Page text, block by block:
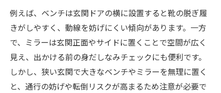
玄関インテリアで家事効率をアップさせる
家族の動きに合わせた家具配置の工夫
玄関に置かない方がいい家具は何か知っていま
すか
玄関に置いてはいけない家具・物リスト
例えば、ベンチは玄関ドアの横に設置すると靴の脱ぎ履
きがしやすく、動線を妨げにくい傾向があります。一方
で、ミラーは玄関正面やサイドに置くことで空間が広く
見え、出かける前の身だしなみチェックにも便利です。
しかし、狭い玄関で大きなベンチやミラーを無理に置く
と、通行の妨げや転倒リスクが高まるため注意が必要で